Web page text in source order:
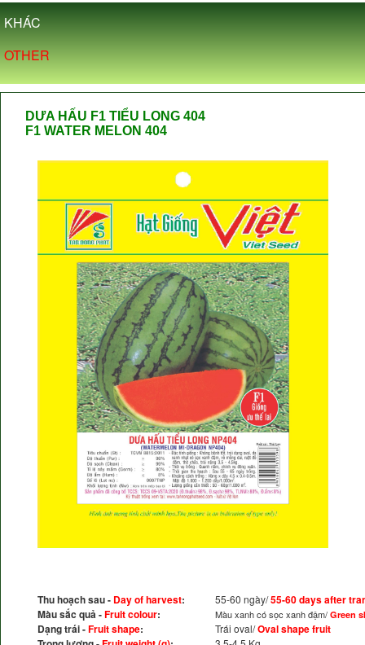
KHÁC
OTHER
DƯA HẤU F1 TIỂU LONG 404
F1 WATER MELON 404
Thu hoạch sau - Day of harvest: 55-60 ngày/55-60 days after
Màu sắc quả -Fruit colour: Màu xanh có sọc xanh đậm/ Green
Dạng trái -Fruit shape: Trái oval/Oval shape fruit